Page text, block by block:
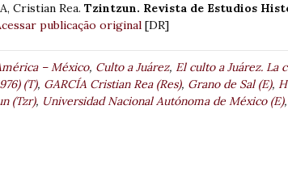
Cristian Rea. Tzintzun. Revista de Estudios
publicação original [DR]
– México, Culto a Juárez, El culto a Juárez. La
(T), GARCÍA Cristian Rea (Res), Grano de Sal (E),
(Tzr), Universidad Nacional Autónoma de México (E),